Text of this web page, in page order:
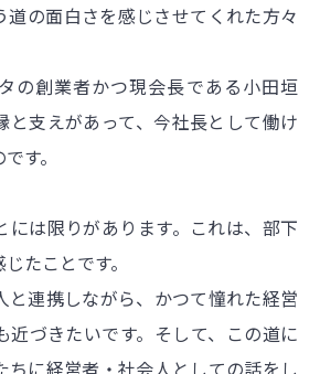
道の面白さを感じさせてくれた方々
の創業者かつ現会長である小田垣
と支えがあって、今社長として働け
す。
には限りがあります。これは、部下
たことです。
と連携しながら、かつて憧れた経営
近づきたいです。そして、この道に
ちに経営者・社会人としての話をし